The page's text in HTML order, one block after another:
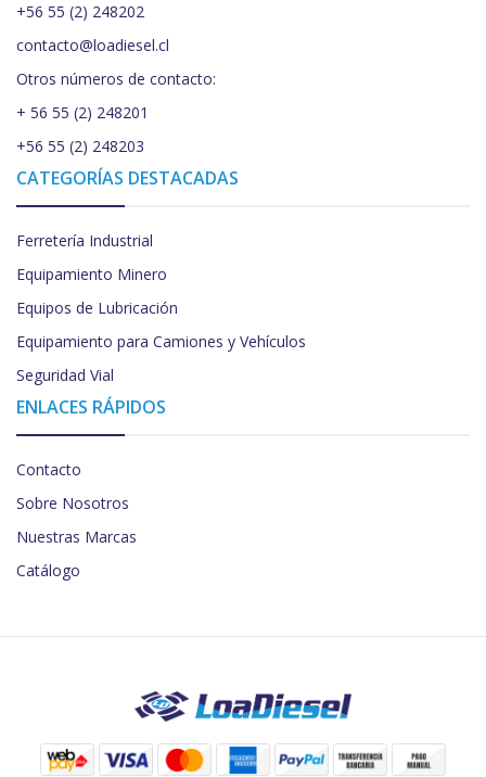
+56 55 (2) 248202
contacto@loadiesel.cl
Otros números de contacto:
+ 56 55 (2) 248201
+56 55 (2) 248203
CATEGORÍAS DESTACADAS
Ferretería Industrial
Equipamiento Minero
Equipos de Lubricación
Equipamiento para Camiones y Vehículos
Seguridad Vial
ENLACES RÁPIDOS
Contacto
Sobre Nosotros
Nuestras Marcas
Catálogo